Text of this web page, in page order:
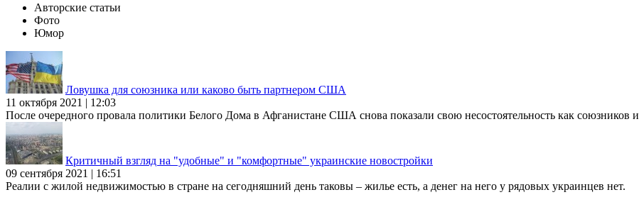
Авторские статьи
Фото
Юмор
Ловушка для союзника или каково быть партнером США
11 октября 2021 | 12:03
После очередного провала политики Белого Дома в Афганистане США снова показали свою несостоятельность как союзников и
Критичный взгляд на "удобные" и "комфортные" украинские новостройки
09 сентября 2021 | 16:51
Реалии с жилой недвижимостью в стране на сегодняшний день таковы – жилье есть, а денег на него у рядовых украинцев нет.